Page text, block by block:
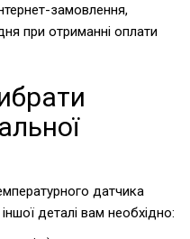
замовлення,
при отриманні оплати
датчика
деталі вам необхідно: